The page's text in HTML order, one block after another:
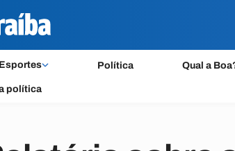
Esportes Política Qual a
política